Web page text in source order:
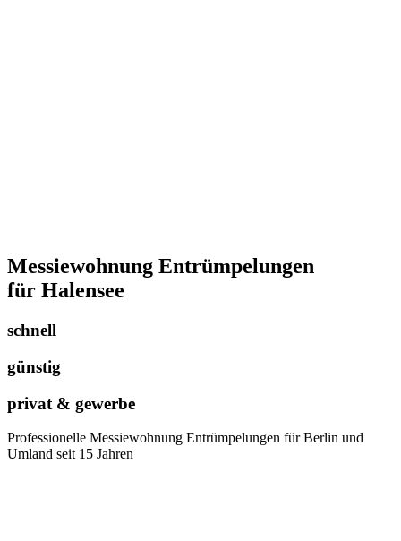
Messiewohnung Entrümpelungen
für Halensee
schnell
günstig
privat & gewerbe
Professionelle Messiewohnung Entrümpelungen für Berlin und
Umland seit 15 Jahren